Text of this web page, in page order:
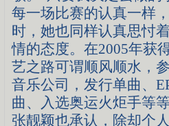
每一场比赛的认真一样
时，她也同样认真思忖
情的态度。在2005年获
艺之路可谓顺风顺水，
音乐公司，发行单曲、
曲、入选奥运火炬手等
张靓颖也承认，除却个